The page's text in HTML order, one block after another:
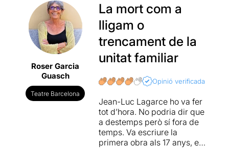
Roser Garcia
Guasch
Teatre Barcelona
La mort com a
lligam o
trencament de la
unitat familiar
Opinió verificada
Jean-Luc Lagarce ho va fer
tot d’hora. No podria dir que
a destemps però sí fora de
temps. Va escriure la
primera obra als 17 anys, el